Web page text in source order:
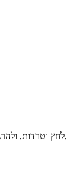
,לחץ וטרדות,